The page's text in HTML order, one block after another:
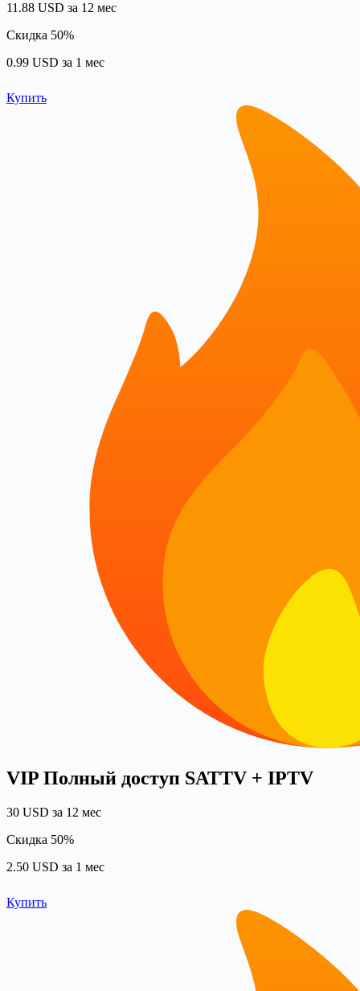
11.88 USD за 12 мес
Скидка 50%
0.99 USD за 1 мес
Купить
VIP Полный доступ SATTV + IPTV
30 USD за 12 мес
Скидка 50%
2.50 USD за 1 мес
Купить